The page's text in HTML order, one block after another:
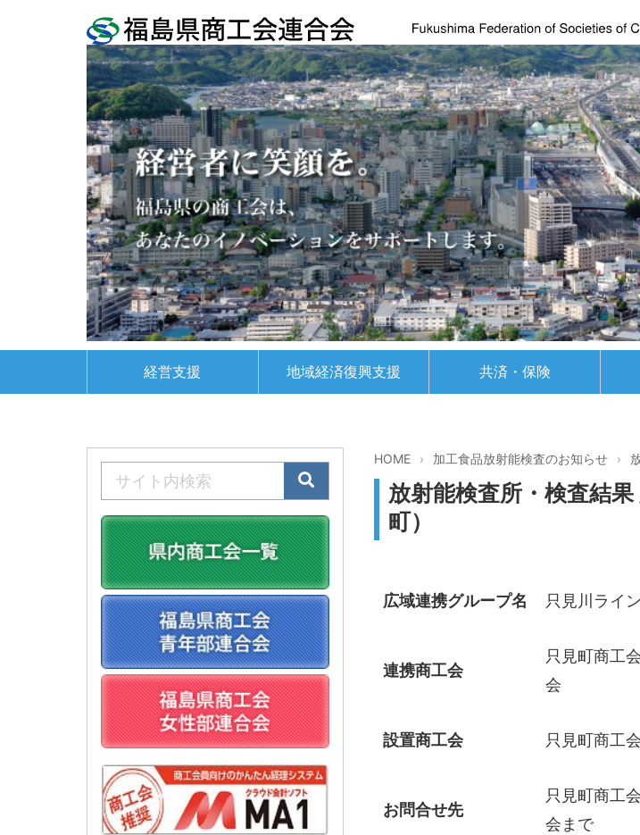
経営支援 地域経済復興支援 共済・保険
HOME 加工食品放射能検査のお知らせ
放射能検査所・検査結
町）
広域連携グループ名 只見川ライ
連携商工会
只見町商工
会
設置商工会 只見町商工
お問合せ先
只見町商工
会まで